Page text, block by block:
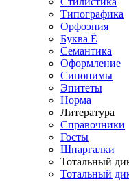
Типографика
Орфоэпия
Буква Ё
Семантика
Оформление
Синонимы
Эпитеты
Норма
Литература
Справочники
Госты
Шпаргалки
Тотальный
Тотальный